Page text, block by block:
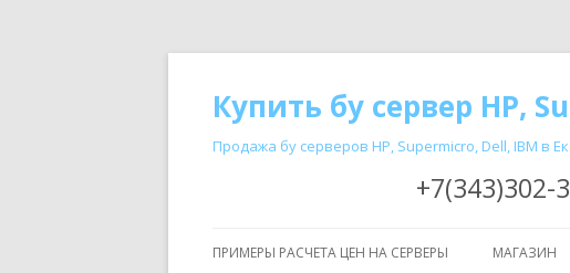
Купить бу сервер HP,
Продажа бу серверов HP, Supermicro, Dell, IBM в
+7(343)302-
ПРИМЕРЫ РАСЧЕТА ЦЕН НА СЕРВЕРЫ МАГАЗИН